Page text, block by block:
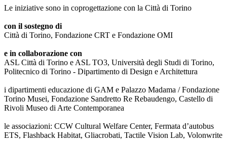
Le iniziative sono in coprogettazione con la Città di Torino
con il sostegno di
Città di Torino, Fondazione CRT e Fondazione OMI
e in collaborazione con
ASL Città di Torino e ASL TO3, Università degli Studi di Torino,
Politecnico di Torino - Dipartimento di Design e Architettura
i dipartimenti educazione di GAM e Palazzo Madama / Fondazione
Torino Musei, Fondazione Sandretto Re Rebaudengo, Castello di
Rivoli Museo di Arte Contemporanea
le associazioni: CCW Cultural Welfare Center, Fermata d’autobus
ETS, Flashback Habitat, Gliacrobati, Tactile Vision Lab, Volonwrite